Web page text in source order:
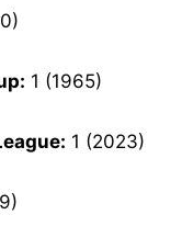
1 (1965)
1 (2023)